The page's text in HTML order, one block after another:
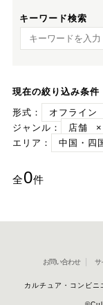
キーワード検索
キーワード検索
現在の絞り込み条件
形式：
オフライン
ジャンル：
店舗
×
エリア：
中国・四
全0件
お問い合わせ サ
カルチュア・コンビ